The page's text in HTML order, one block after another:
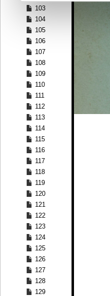
103
104
105
106
107
108
109
110
111
112
113
114
115
116
117
118
119
120
121
122
123
124
125
126
127
128
129